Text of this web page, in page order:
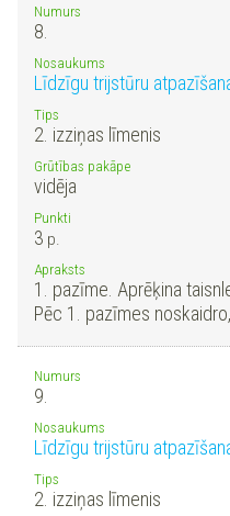
Numurs
8.
Nosaukums
Līdzīgu trijstūru
Tips
2. izziņas līmenis
Grūtības pakāpe
vidēja
Punkti
3 p.
Apraksts
1. pazīme. Aprēķina
Pēc 1. pazīmes
Numurs
9.
Nosaukums
Līdzīgu trijstūru
Tips
2. izziņas līmenis